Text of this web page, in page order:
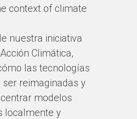
context of climate
nuestra iniciativa
Climática,
las tecnologías
reimaginadas y
modelos
localmente y